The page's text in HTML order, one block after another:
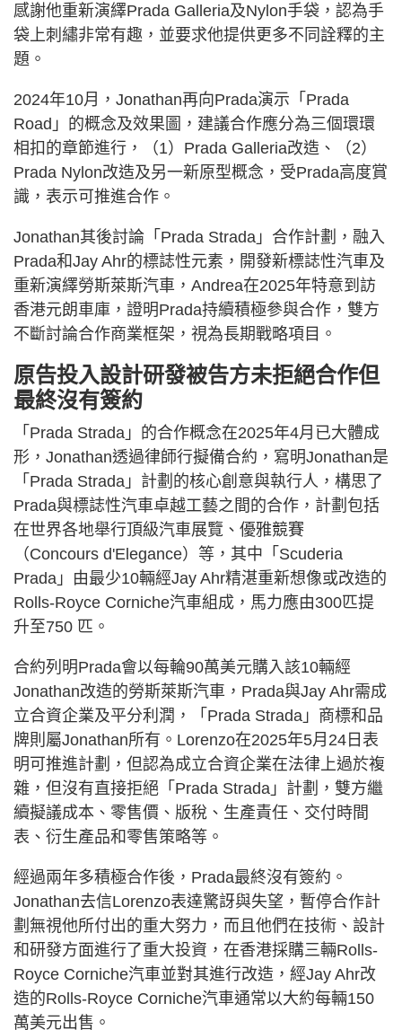
感謝他重新演繹Prada Galleria及Nylon手袋，認為手
袋上刺繡非常有趣，並要求他提供更多不同詮釋的主
題。
2024年10月，Jonathan再向Prada演示「Prada
Road」的概念及效果圖，建議合作應分為三個環環
相扣的章節進行，（1）Prada Galleria改造、（2）
Prada Nylon改造及另一新原型概念，受Prada高度賞
識，表示可推進合作。
Jonathan其後討論「Prada Strada」合作計劃，融入
Prada和Jay Ahr的標誌性元素，開發新標誌性汽車及
重新演繹勞斯萊斯汽車，Andrea在2025年特意到訪
香港元朗車庫，證明Prada持續積極參與合作，雙方
不斷討論合作商業框架，視為長期戰略項目。
原告投入設計研發被告方未拒絕合作但
最終沒有簽約
「Prada Strada」的合作概念在2025年4月已大體成
形，Jonathan透過律師行擬備合約，寫明Jonathan是
「Prada Strada」計劃的核心創意與執行人，構思了
Prada與標誌性汽車卓越工藝之間的合作，計劃包括
在世界各地舉行頂級汽車展覽、優雅競賽
（Concours d'Elegance）等，其中「Scuderia
Prada」由最少10輛經Jay Ahr精湛重新想像或改造的
Rolls-Royce Corniche汽車組成，馬力應由300匹提
升至750 匹。
合約列明Prada會以每輪90萬美元購入該10輛經
Jonathan改造的勞斯萊斯汽車，Prada與Jay Ahr需成
立合資企業及平分利潤，「Prada Strada」商標和品
牌則屬Jonathan所有。Lorenzo在2025年5月24日表
明可推進計劃，但認為成立合資企業在法律上過於複
雜，但沒有直接拒絕「Prada Strada」計劃，雙方繼
續擬議成本、零售價、版稅、生產責任、交付時間
表、衍生產品和零售策略等。
經過兩年多積極合作後，Prada最終沒有簽約。
Jonathan去信Lorenzo表達驚訝與失望，暫停合作計
劃無視他所付出的重大努力，而且他們在技術、設計
和研發方面進行了重大投資，在香港採購三輛Rolls-
Royce Corniche汽車並對其進行改造，經Jay Ahr改
造的Rolls-Royce Corniche汽車通常以大約每輛150
萬美元出售。